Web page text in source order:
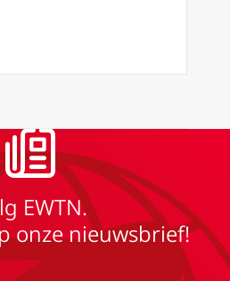
2022 (29) Zuster Fidei Zijn
EWTN.
onze nieuwsbrief!